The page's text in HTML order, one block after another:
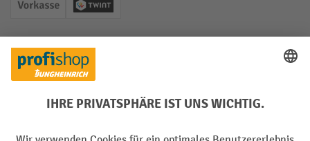
Vorkasse Twint
Soziale Netzwerke
Facebook
YouTube
LinkedInInstagram
Sprachen